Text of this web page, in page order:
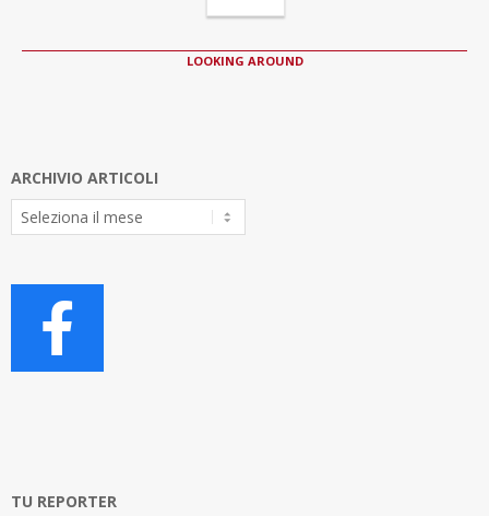
LOOKING AROUND
ARCHIVIO ARTICOLI
Archivio
Articoli
TU REPORTER